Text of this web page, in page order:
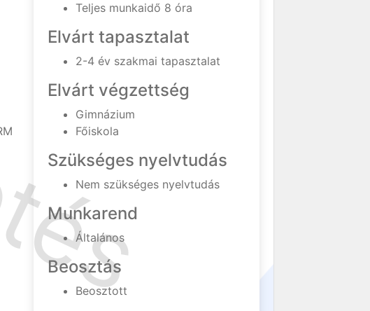
Teljes munkaidő 8 óra
Elvárt tapasztalat
2-4 év szakmai tapasztalat
Elvárt végzettség
Gimnázium
Főiskola
Szükséges nyelvtudás
Nem szükséges nyelvtudás
Munkarend
Általános
Beosztás
Beosztott